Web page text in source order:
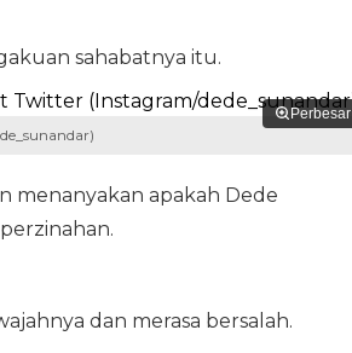
sahabatnya itu.
Perbesar
menanyakan apakah Dede
dan merasa bersalah.